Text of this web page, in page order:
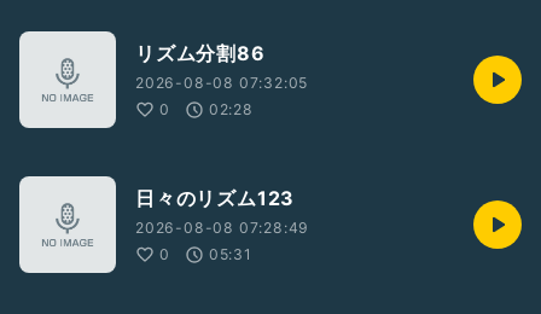
リズム分割86
2026-08-08 07:32:05
0
02:28
日々のリズム123
2026-08-08 07:28:49
0
05:31